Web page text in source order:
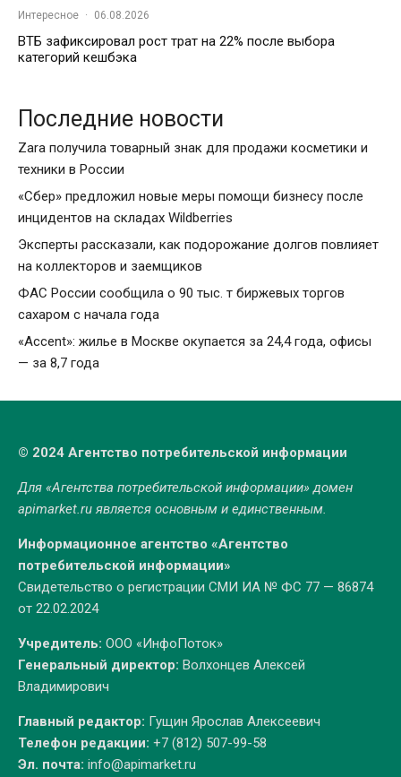
Интересное · 06.08.2026
ВТБ зафиксировал рост трат на 22% после выбора
категорий кешбэка
Последние новости
Zara получила товарный знак для продажи косметики и
техники в России
«Сбер» предложил новые меры помощи бизнесу после
инцидентов на складах Wildberries
Эксперты рассказали, как подорожание долгов повлияет
на коллекторов и заемщиков
ФАС России сообщила о 90 тыс. т биржевых торгов
сахаром с начала года
«Accent»: жилье в Москве окупается за 24,4 года, офисы
— за 8,7 года
© 2024 Агентство потребительской информации
Для «Агентства потребительской информации» домен
apimarket.ruявляется основным и единственным.
Информационное агентство «Агентство
потребительской информации»
Свидетельство о регистрации СМИ ИА № ФС 77 — 86874
от 22.02.2024
Учредитель: ООО «ИнфоПоток»
Генеральный директор: Волхонцев Алексей
Владимирович
Главный редактор: Гущин Ярослав Алексеевич
Телефон редакции: +7 (812) 507-99-58
Эл. почта: info@apimarket.ru